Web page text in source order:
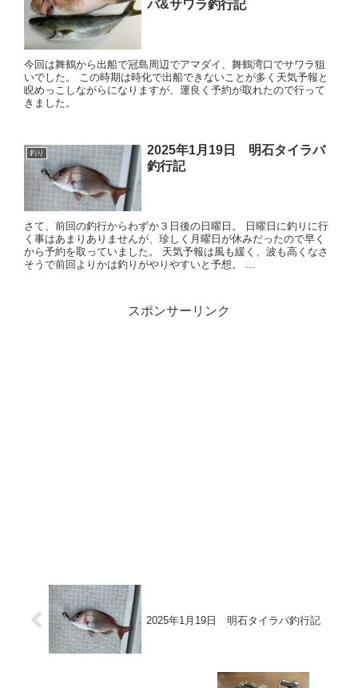
バ&サワラ釣行記
今回は舞鶴から出船で冠島周辺でアマダイ、舞鶴湾口でサワラ狙
いでした。 この時期は時化で出船できないことが多く天気予報と
睨めっこしながらになりますが、運良く予約が取れたので行って
きました。
釣り
2025年1月19日 明石タイラバ
釣行記
さて、前回の釣行からわずか３日後の日曜日。 日曜日に釣りに行
く事はあまりありませんが、珍しく月曜日が休みだったので早く
から予約を取っていました。 天気予報は風も緩く、波も高くなさ
そうで前回よりかは釣りがやりやすいと予想。 ...
スポンサーリンク
2025年1月19日 明石タイラバ釣行記